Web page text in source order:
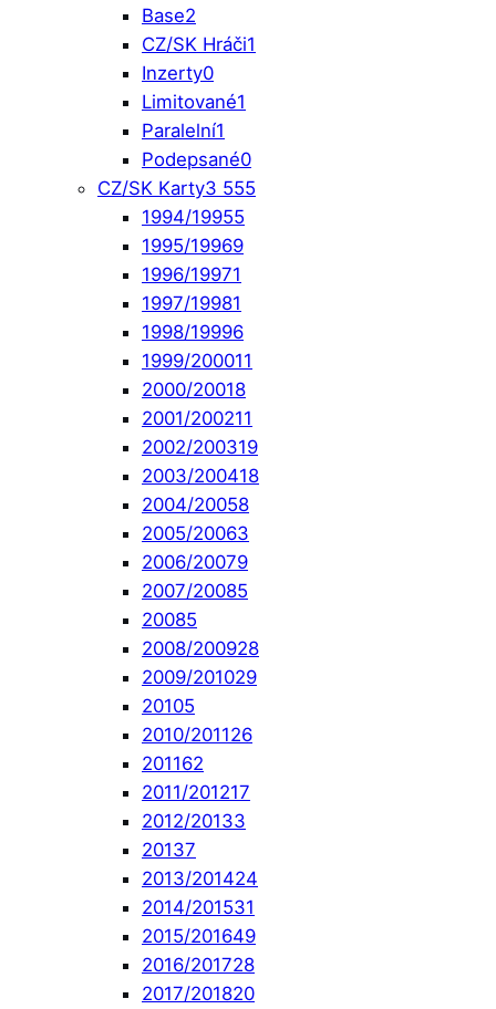
Base2
CZ/SK Hráči1
Inzerty0
Limitované1
Paralelní1
Podepsané0
CZ/SK Karty3 555
1994/19955
1995/19969
1996/19971
1997/19981
1998/19996
1999/200011
2000/20018
2001/200211
2002/200319
2003/200418
2004/20058
2005/20063
2006/20079
2007/20085
20085
2008/200928
2009/201029
20105
2010/201126
201162
2011/201217
2012/20133
20137
2013/201424
2014/201531
2015/201649
2016/201728
2017/201820